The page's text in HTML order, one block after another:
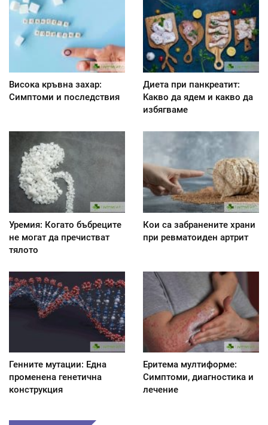
Висока кръвна захар:
Симптоми и последствия
Диета при панкреатит:
Kакво да ядем и какво да
избягваме
Уремия: Когато бъбреците
не могат да пречистват
тялото
Кои са забранените храни
при ревматоиден артрит
Генните мутации: Една
променена генетична
конструкция
Еритема мултиформе:
Симптоми, диагностика и
лечение